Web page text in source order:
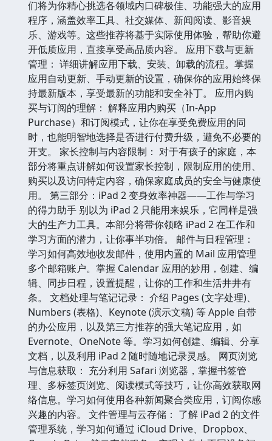
们将为你精心挑选各领域内口碑极佳、功能强大的应用
程序，涵盖效率工具、社交媒体、新闻阅读、影音娱
乐、游戏等。这些推荐将基于实际使用体验，帮助你避
开低质应用，直接享受高品质内容。 应用下载与更新
管理： 详细讲解应用下载、安装、卸载的流程。掌握
应用自动更新、手动更新的设置，确保你的应用始终保
持最新版本，享受最新的功能和安全补丁。 应用内购
买与订阅的理解： 解释应用内购买（In-App
Purchase）和订阅模式，让你在享受免费应用的同
时，也能明智地选择是否进行付费升级，避免不必要的
开支。 家长控制与内容限制： 对于有孩子的家庭，本
部分将重点讲解如何设置家长控制，限制应用的使用、
购买以及访问特定内容，确保家庭成员的安全与健康使
用。 第三部分：iPad 2 变身效率神器——工作与学习
的得力助手 别以为 iPad 2 只能用来娱乐，它同样是强
大的生产力工具。本部分将带你领略 iPad 2 在工作和
学习方面的潜力，让你事半功倍。 邮件与日程管理：
学习如何高效地收发邮件，使用内置的 Mail 应用管理
多个邮箱账户。掌握 Calendar 应用的妙用，创建、编
辑、同步日程，设置提醒，让你的工作和生活井井有
条。 文档处理与笔记记录： 介绍 Pages (文字处理)、
Numbers (表格)、Keynote (演示文稿) 等 Apple 自带
的办公应用，以及第三方推荐的强大笔记应用，如
Evernote、OneNote 等。学习如何创建、编辑、分享
文档，以及利用 iPad 2 随时随地记录灵感。 网页浏览
与信息获取： 充分利用 Safari 浏览器，掌握书签管
理、多标签页浏览、阅读模式等技巧，让你高效获取网
络信息。学习如何使用各种新闻聚合类应用，订阅你感
兴趣的内容。 文件管理与云存储： 了解 iPad 2 的文件
管理系统，学习如何通过 iCloud Drive、Dropbox、